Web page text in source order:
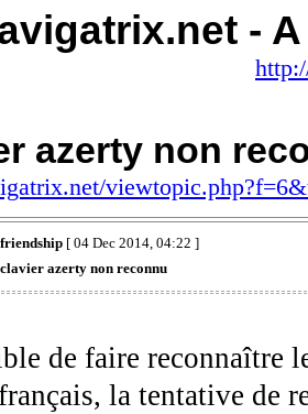
-
azerty non
friendship[ 04 Dec 2014, 04:22 ]
clavier azerty non reconnu
de faire reconnaître
la tentative de